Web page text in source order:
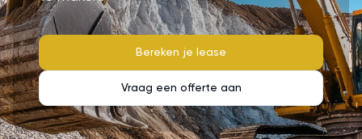
Bereken je lease
Vraag een offerte aan